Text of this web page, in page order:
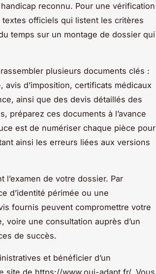
reconnu. Pour une vérification
officiels qui listent les critères
temps sur un montage de dossier qui
plusieurs documents clés :
d’imposition, certificats médicaux
ainsi que des devis détaillés des
préparez ces documents à l’avance
est de numériser chaque pièce pour
ainsi les erreurs liées aux versions
de votre dossier. Par
d’identité périmée ou une
fournis peuvent compromettre votre
voire une consultation auprès d’un
de succès.
et bénéficier d’un
site de https://www.oui-adapt.fr/. Vous